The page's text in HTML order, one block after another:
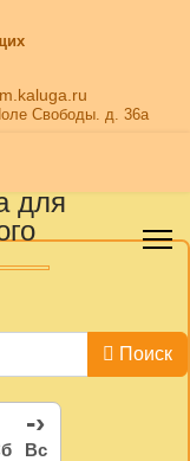
Свободы. д. 36а
Поиск
-›
Вс